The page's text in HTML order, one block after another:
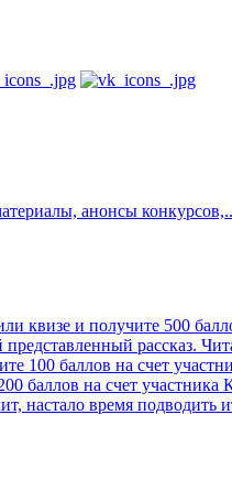
анонсы
квизе и получите 500
рассказ.
100 баллов на счет
баллов на счет участника
настало время подводить